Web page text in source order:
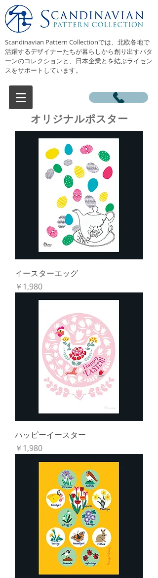
Scandinavian Pattern Collectionでは、北欧各地で
活躍するデザイナーたちが暮らしから創り出すパタ
ーンのコレクションと、日本企業とを結ぶライセン
スをサポートしています。
オリジナルポスター
イースターエッグ
価格
￥1,980
ハッピーイースター
価格
￥1,980